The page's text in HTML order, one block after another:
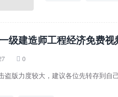
级建造师工程经济免费视
 0
盗版力度较大，建议各位先转存到